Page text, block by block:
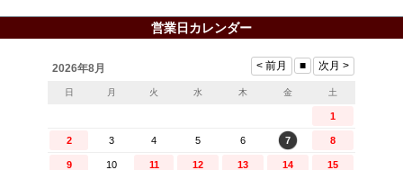
営業日カレンダー